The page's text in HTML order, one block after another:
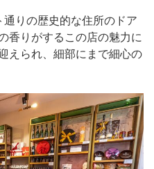
りの歴史的な住所のドア
香りがするこの店の魅力に
えられ、細部にまで細心の